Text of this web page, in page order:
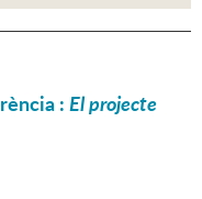
:El projecte